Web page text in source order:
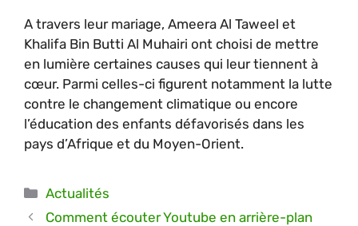
A travers leur mariage, Ameera Al Taweel et
Khalifa Bin Butti Al Muhairi ont choisi de mettre
en lumière certaines causes qui leur tiennent à
cœur. Parmi celles-ci figurent notamment la lutte
contre le changement climatique ou encore
l’éducation des enfants défavorisés dans les
pays d’Afrique et du Moyen-Orient.
Catégories
Actualités
Comment écouter Youtube en arrière-plan